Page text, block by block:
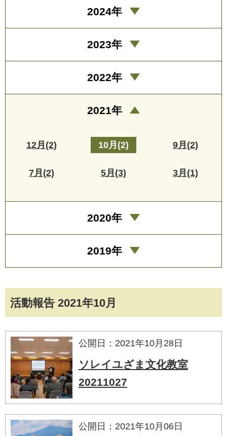
活動報告 2021年10月
公開日：2021年10月28日
ソレイユざま文化教室
20211027
公開日：2021年10月06日
2024年
2023年
2022年
2021年
12月(2) 10月(2) 9月(2)
7月(2) 5月(3) 3月(1)
2020年
2019年